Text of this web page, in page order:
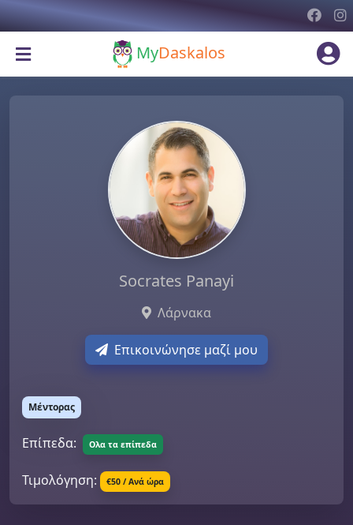
MyDaskalos
Socrates Panayi
Λάρνακα
Επικοινώνησε μαζί μου
Μέντορας
Επίπεδα: Ολα τα επίπεδα
Τιμολόγηση: €50 / Ανά ώρα